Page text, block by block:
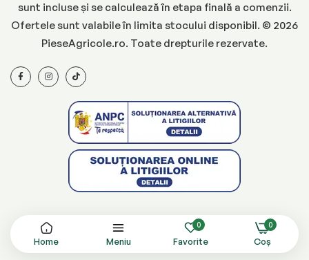
sunt incluse și se calculează în etapa finală a comenzii.
Ofertele sunt valabile în limita stocului disponibil. © 2026
PieseAgricole.ro. Toate drepturile rezervate.
Home Meniu
0
Favorite
0
Coș